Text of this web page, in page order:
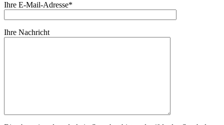
Ihre E-Mail-Adresse*
Ihre Nachricht